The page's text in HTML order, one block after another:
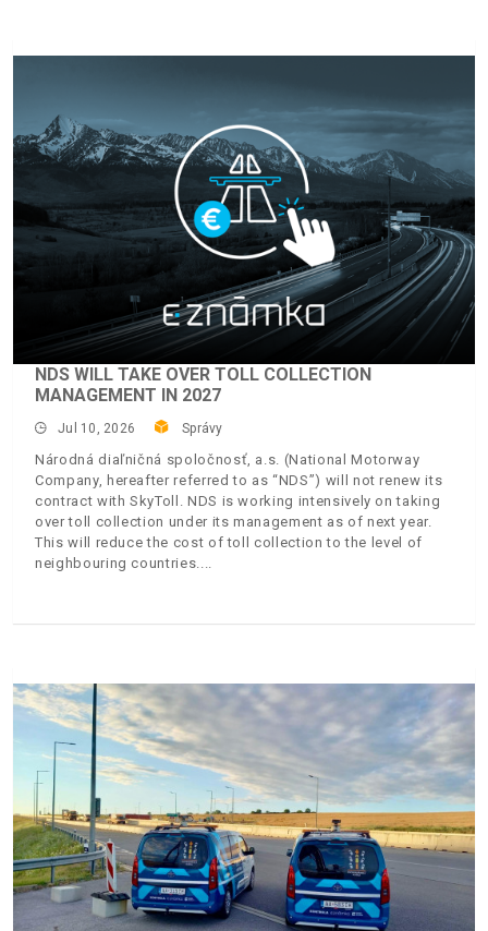
NDS WILL TAKE OVER TOLL COLLECTION
MANAGEMENT IN 2027
Jul 10, 2026 Správy
Národná diaľničná spoločnosť, a.s. (National Motorway
Company, hereafter referred to as “NDS”) will not renew its
contract with SkyToll. NDS is working intensively on taking
over toll collection under its management as of next year.
This will reduce the cost of toll collection to the level of
neighbouring countries.